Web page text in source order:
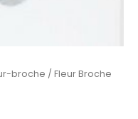
broche / Fleur Broche